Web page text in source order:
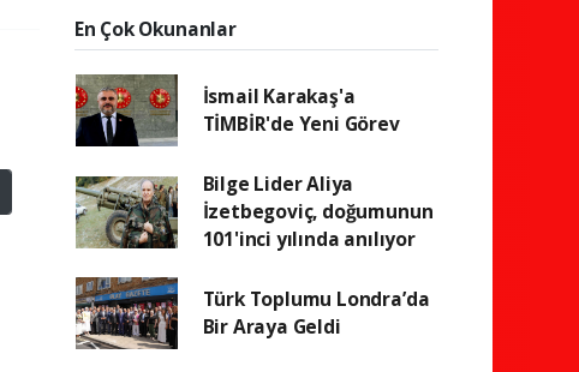
En Çok Okunanlar
İsmail Karakaş'a
TİMBİR'de Yeni Görev
Bilge Lider Aliya
İzetbegoviç, doğumunun
101'inci yılında anılıyor
Türk Toplumu Londra’da
Bir Araya Geldi